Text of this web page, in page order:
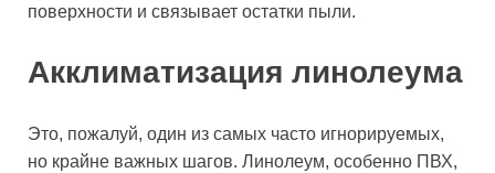
поверхности и связывает остатки пыли.
Акклиматизация линолеума
Это, пожалуй, один из самых часто игнорируемых,
но крайне важных шагов. Линолеум, особенно ПВХ,